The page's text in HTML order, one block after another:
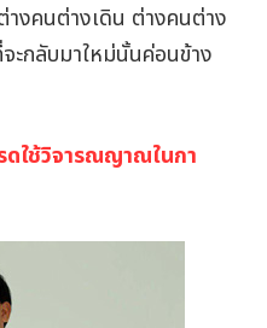
างคนต่างเดิน ต่างคนต่าง
ะกลับมาใหม่นั้นค่อนข้าง
ดใช้วิจารณญาณในกา